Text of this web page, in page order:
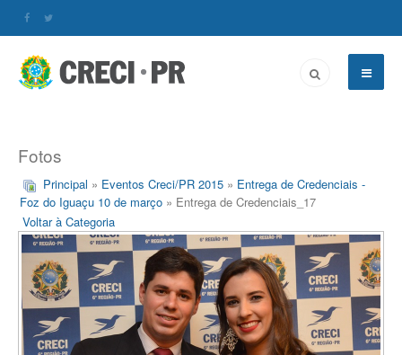
Fotos
Principal » Eventos Creci/PR 2015 » Entrega de Credenciais -
Foz do Iguaçu 10 de março » Entrega de Credenciais_17
Voltar à Categoria